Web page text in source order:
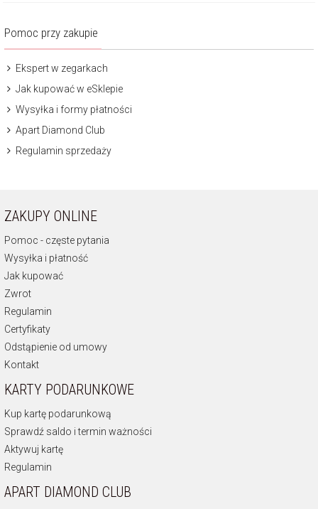
Pomoc przy zakupie
Ekspert w zegarkach
Jak kupować w eSklepie
Wysyłka i formy płatności
Apart Diamond Club
Regulamin sprzedaży
ZAKUPY ONLINE
Pomoc - częste pytania
Wysyłka i płatność
Jak kupować
Zwrot
Regulamin
Certyfikaty
Odstąpienie od umowy
Kontakt
KARTY PODARUNKOWE
Kup kartę podarunkową
Sprawdź saldo i termin ważności
Aktywuj kartę
Regulamin
APART DIAMOND CLUB